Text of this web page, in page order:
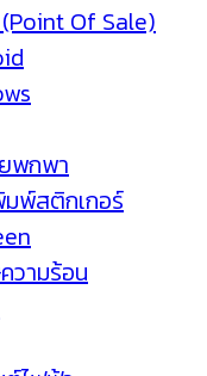
(Point Of Sale)
พกพา
พ์สติกเกอร์
วามร้อน